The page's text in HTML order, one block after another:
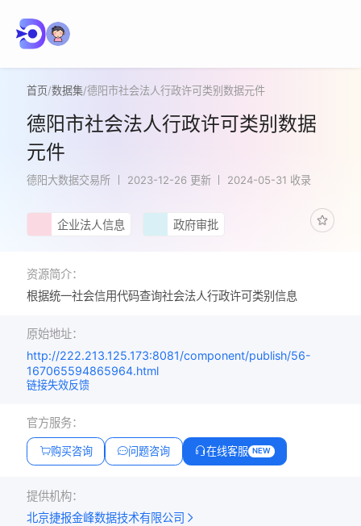
首页/数据集/德阳市社会法人行政许可类别数据元件
德阳市社会法人行政许可类别数据
元件
德阳大数据交易所 2023-12-26 更新 2024-05-31 收录
企业法人信息 政府审批
资源简介：
根据统一社会信用代码查询社会法人行政许可类别信息
原始地址：
http://222.213.125.173:8081/component/publish/56-
167065594865964.html
链接失效反馈
官方服务：
购买咨询 问题咨询 在线客服 NEW
提供机构：
北京捷报金峰数据技术有限公司